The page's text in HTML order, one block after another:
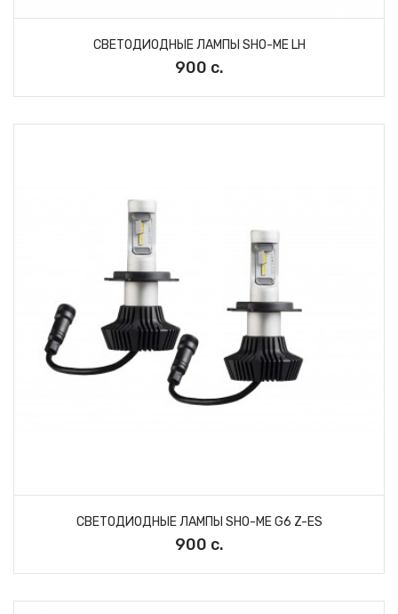
СВЕТОДИОДНЫЕ ЛАМПЫ SHO-ME LH
900 с.
СВЕТОДИОДНЫЕ ЛАМПЫ SHO-ME G6 Z-ES
900 с.